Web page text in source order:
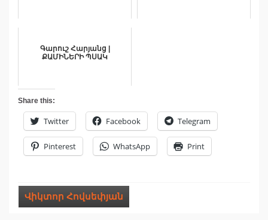
Գարուշ Հարյանց |
ՔԱՄԻՆԵՐԻ ՊՍԱԿ
Share this:
Twitter Facebook Telegram
Pinterest WhatsApp Print
Վիկտոր Հովսեփյան